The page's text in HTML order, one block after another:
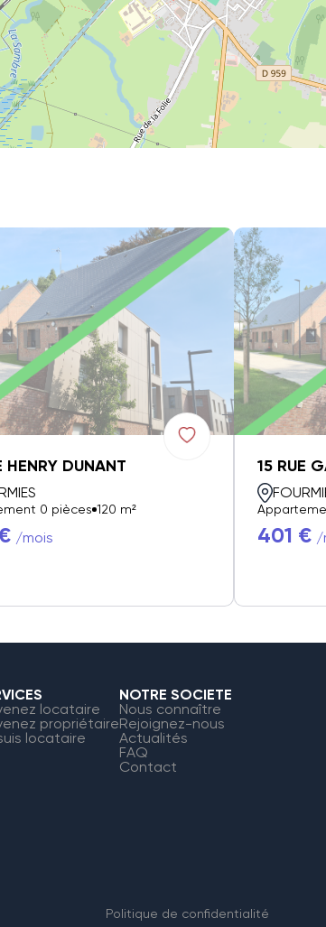
HENRY DUNANT
0 pièces 120 m²
/mois
15 RUE
401 € /
locataire
propriétaire
locataire
NOTRE SOCIETE
Nous connaître
Rejoignez-nous
Actualités
FAQ
Contact
Politique de confidentialité